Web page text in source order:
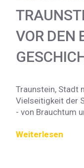
VOR DEN
Traunstein, Stadt
Vielseitigkeit der
- von Brauchtum
Weiterlesen